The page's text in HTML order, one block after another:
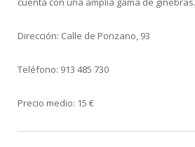
Dirección: Calle de Ponzano, 93
Teléfono: 913 485 730
Precio medio: 15 €